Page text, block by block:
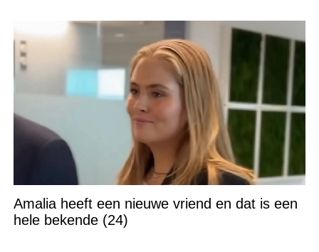
Amalia heeft een nieuwe vriend en dat is een
hele bekende (24)